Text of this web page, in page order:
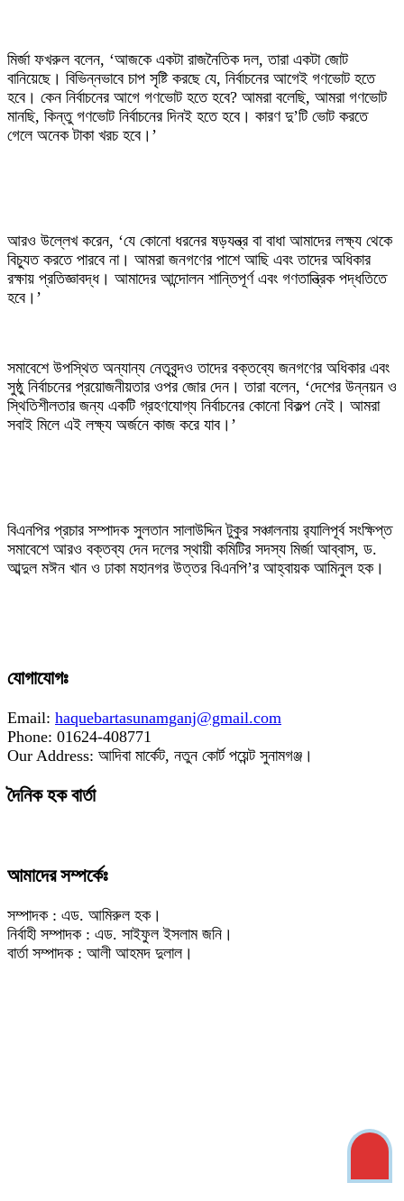
‎মির্জা ফখরুল বলেন, ‘আজকে একটা রাজনৈতিক দল, তারা একটা জোট
বানিয়েছে। বিভিন্নভাবে চাপ সৃষ্টি করছে যে, নির্বাচনের আগেই গণভোট হতে
হবে। কেন নির্বাচনের আগে গণভোট হতে হবে? আমরা বলেছি, আমরা গণভোট
মানছি, কিন্তু গণভোট নির্বাচনের দিনই হতে হবে। কারণ দু’টি ভোট করতে
গেলে অনেক টাকা খরচ হবে।’
‎আরও উল্লেখ করেন, ‘যে কোনো ধরনের ষড়যন্ত্র বা বাধা আমাদের লক্ষ্য থেকে
বিচ্যুত করতে পারবে না। আমরা জনগণের পাশে আছি এবং তাদের অধিকার
রক্ষায় প্রতিজ্ঞাবদ্ধ। আমাদের আন্দোলন শান্তিপূর্ণ এবং গণতান্ত্রিক পদ্ধতিতে
হবে।’
‎সমাবেশে উপস্থিত অন্যান্য নেতৃবৃন্দও তাদের বক্তব্যে জনগণের অধিকার এবং
সুষ্ঠু নির্বাচনের প্রয়োজনীয়তার ওপর জোর দেন। তারা বলেন, ‘দেশের উন্নয়ন ও
স্থিতিশীলতার জন্য একটি গ্রহণযোগ্য নির্বাচনের কোনো বিকল্প নেই। আমরা
সবাই মিলে এই লক্ষ্য অর্জনে কাজ করে যাব।’
‎বিএনপির প্রচার সম্পাদক সুলতান সালাউদ্দিন টুকুর সঞ্চালনায় র‍্যালিপূর্ব সংক্ষিপ্ত
সমাবেশে আরও বক্তব্য দেন দলের স্থায়ী কমিটির সদস্য মির্জা আব্বাস, ড.
আব্দুল মঈন খান ও ঢাকা মহানগর উত্তর বিএনপি’র আহ্বায়ক আমিনুল হক।
যোগাযোগঃ
Email: haquebartasunamganj@gmail.com
Phone: 01624-408771
Our Address: আদিবা মার্কেট, নতুন কোর্ট পয়েন্ট সুনামগঞ্জ।
দৈনিক হক বার্তা
আমাদের সম্পর্কেঃ
সম্পাদক : এড. আমিরুল হক।
নির্বাহী সম্পাদক : এড. সাইফুল ইসলাম জনি।
বার্তা সম্পাদক : আলী আহমদ দুলাল।